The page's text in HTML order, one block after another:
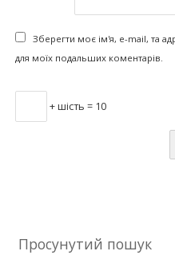
Зберегти моє ім'я, e-mail, та
для моїх подальших коментарів.
+ шість = 10
Просунутий пошук